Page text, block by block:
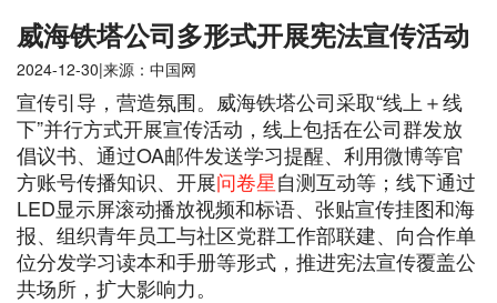
威海铁塔公司多形式开展宪法宣传活动
2024-12-30|来源：中国网
宣传引导，营造氛围。威海铁塔公司采取“线上＋线
下”并行方式开展宣传活动，线上包括在公司群发放
倡议书、通过OA邮件发送学习提醒、利用微博等官
方账号传播知识、开展问卷星自测互动等；线下通过
LED显示屏滚动播放视频和标语、张贴宣传挂图和海
报、组织青年员工与社区党群工作部联建、向合作单
位分发学习读本和手册等形式，推进宪法宣传覆盖公
共场所，扩大影响力。